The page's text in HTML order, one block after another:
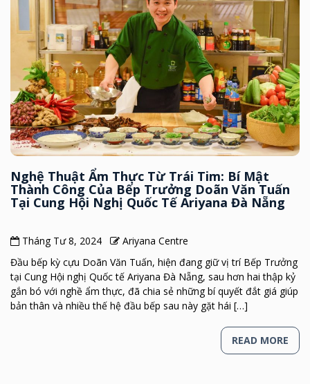
Nghệ Thuật Ẩm Thực Từ Trái Tim: Bí Mật
Thành Công Của Bếp Trưởng Doãn Văn Tuấn
Tại Cung Hội Nghị Quốc Tế Ariyana Đà Nẵng
Tháng Tư 8, 2024
Ariyana Centre
Đầu bếp kỳ cựu Doãn Văn Tuấn, hiện đang giữ vị trí Bếp Trưởng
tại Cung Hội nghị Quốc tế Ariyana Đà Nẵng, sau hơn hai thập kỷ
gắn bó với nghề ẩm thực, đã chia sẻ những bí quyết đắt giá giúp
bản thân và nhiều thế hệ đầu bếp sau này gặt hái […]
READ MORE